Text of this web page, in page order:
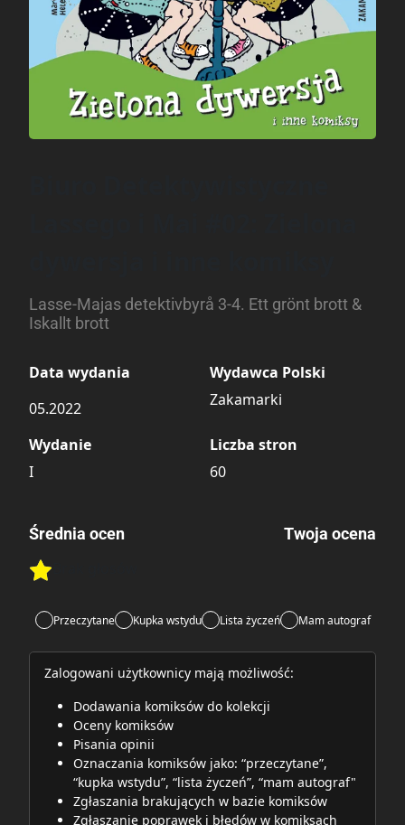
Lasse-Majas detektivbyrå 3-4. Ett grönt brott &
Iskallt brott
Data wydania
05.2022
Wydawca Polski
Zakamarki
Wydanie
I
Liczba stron
60
Średnia ocen
Rate this item:
Twoja ocena
Przeczytane Kupka wstydu Lista życzeń Mam autograf
Zalogowani użytkownicy mają możliwość:
Dodawania komiksów do kolekcji
Oceny komiksów
Pisania opinii
Oznaczania komiksów jako: “przeczytane”,
“kupka wstydu”, “lista życzeń”, “mam autograf"
Zgłaszania brakujących w bazie komiksów
Zgłaszanie poprawek i błędów w komiksach